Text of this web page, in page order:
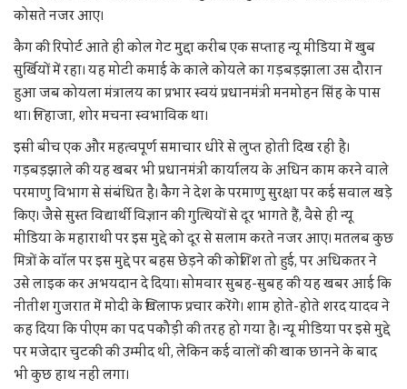
कोसते नजर आए।
कैग की रिपोर्ट आते ही कोल गेट मुद्दा करीब एक सप्ताह न्यू मीडिया में खुब
सुर्खियों में रहा। यह मोटी कमाई के काले कोयले का गड़बड़झाला उस दौरान
हुआ जब कोयला मंत्रालय का प्रभार स्वयं प्रधानमंत्री मनमोहन सिंह के पास
था। लिहाजा, शोर मचना स्वभाविक था।
इसी बीच एक और महत्वपूर्ण समाचार धीरे से लुप्त होती दिख रही है।
गड़बड़झाले की यह खबर भी प्रधानमंत्री कार्यालय के अधिन काम करने वाले
परमाणु विभाग से संबंधित है। कैग ने देश के परमाणु सुरक्षा पर कई सवाल खड़े
किए। जैसे सुस्त विद्यार्थी विज्ञान की गुत्थियों से दूर भागते हैं, वैसे ही न्यू
मीडिया के महाराथी पर इस मुद्दे को दूर से सलाम करते नजर आए। मतलब कुछ
मित्रों के वॉल पर इस मुद्दे पर बहस छेड़ने की कोशिश तो हुई, पर अधिकतर ने
उसे लाइक कर अभयदान दे दिया। सोमवार सुबह-सुबह की यह खबर आई कि
नीतीश गुजरात में मोदी के खिलाफ प्रचार करेंगे। शाम होते-होते शरद यादव ने
कह दिया कि पीएम का पद पकौड़ी की तरह हो गया है। न्यू मीडिया पर इसे मुद्दे
पर मजेदार चुटकी की उम्मीद थी, लेकिन कई वालों की खाक छानने के बाद
भी कुछ हाथ नहीं लगा।